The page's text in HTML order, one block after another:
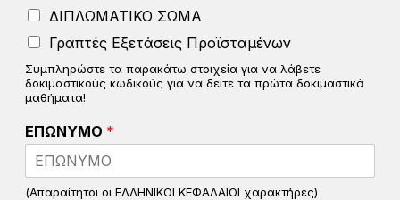
ΔΙΠΛΩΜΑΤΙΚΟ ΣΩΜΑ
Γραπτές Εξετάσεις Προϊσταμένων
Συμπληρώστε τα παρακάτω στοιχεία για να λάβετε
δοκιμαστικούς κωδικούς για να δείτε τα πρώτα δοκιμαστικά
μαθήματα!
ΕΠΩΝΥΜΟ *
(Απαραίτητοι οι ΕΛΛΗΝΙΚΟΙ ΚΕΦΑΛΑΙΟΙ χαρακτήρες)